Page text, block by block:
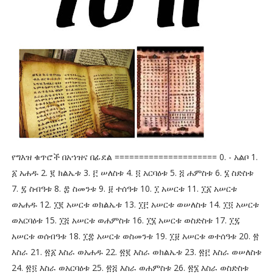
የግእዝ ቁጥሮች በአኀዝና በፊደል ===================== 0. - አልቦ 1.
፩ አሐዱ 2. ፪ ክልኤቱ 3. ፫ ሠለስቱ 4. ፬ አርባዕቱ 5. ፭ ሐምስቱ 6. ፮ ስድስቱ
7. ፯ ስብዓቱ 8. ፰ ስመንቱ 9. ፱ ተሰዓቱ 10. ፲ አሠርቱ 11. ፲፩ አሠርቱ
ወአሐዱ 12. ፲፪ አሠርቱ ወክልኤቱ 13. ፲፫ አሠርቱ ወሠለስቱ 14. ፲፬ አሠርቱ
ወአርባዕቱ 15. ፲፭ አሠርቱ ወሐምስቱ 16. ፲፮ አሠርቱ ወስድስቱ 17. ፲፯
አሠርቱ ወሰብዓቱ 18. ፲፰ አሠርቱ ወስመንቱ 19. ፲፱ አሠርቱ ወተሰዓቱ 20. ፳
እስራ 21. ፳፩ እስራ ወአሐዱ 22. ፳፪ እስራ ወክልኤቱ 23. ፳፫ እስራ ወሠለስቱ
24. ፳፬ እስራ ወአርባዕቱ 25. ፳፭ እስራ ወሐምስቱ 26. ፳፮ እስራ ወስድስቱ